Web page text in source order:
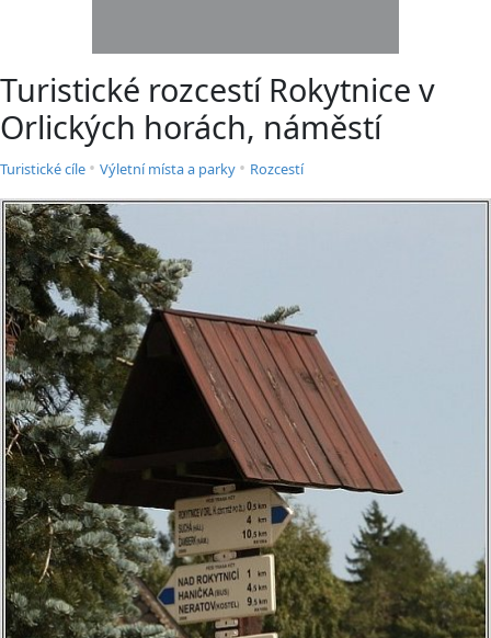
Turistické rozcestí Rokytnice v
Orlických horách, náměstí
Turistické cíle • Výletní místa a parky • Rozcestí